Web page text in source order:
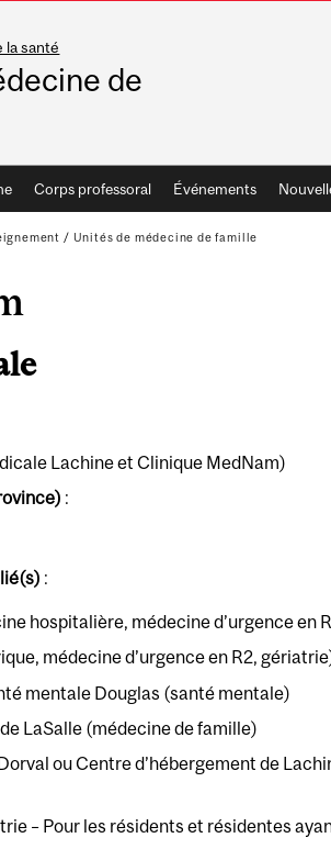
la santé
de
Corps professoral Événements
/ Unités de médecine de famille
Lachine et Clinique MedNam)
:
:
hospitalière, médecine d’urgence en
médecine d’urgence en R2,
mentale Douglas (santé mentale)
LaSalle (médecine de famille)
ou Centre d’hébergement de
– Pour les résidents et résidentes